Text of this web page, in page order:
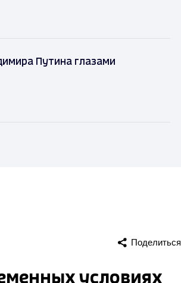
Путина глазами
Поделиться
условиях